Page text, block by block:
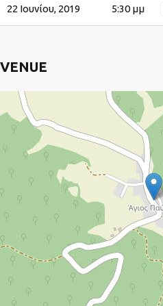
22 Ιουνίου, 2019 5:30 μμ
VENUE